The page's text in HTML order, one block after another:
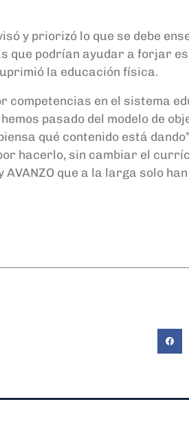
y priorizó lo que se debe
que podrían ayudar a forjar
la educación física.
en el sistema
pasado del modelo de
qué contenido está
hacerlo, sin cambiar el
que a la larga solo